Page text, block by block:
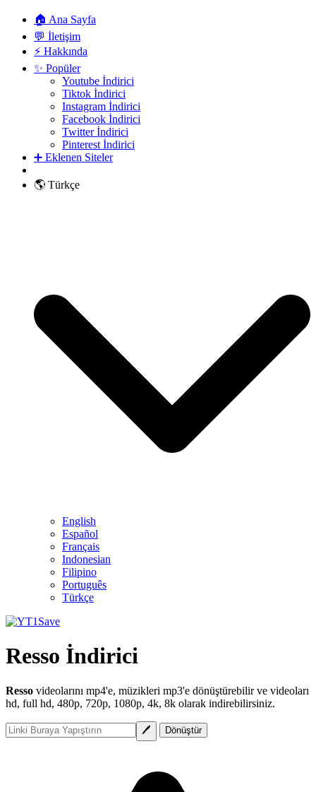
🏠 Ana Sayfa
💬 İletişim
⚡ Hakkında
✨ Popüler
Youtube İndirici
Tiktok İndirici
Instagram İndirici
Facebook İndirici
Twitter İndirici
Pinterest İndirici
➕ Eklenen Siteler
🌎 Türkçe
English
Español
Français
Indonesian
Filipino
Português
Türkçe
Resso İndirici
Resso videolarını mp4'e, müzikleri mp3'e dönüştürebilir ve videoları
hd, full hd, 480p, 720p, 1080p, 4k, 8k olarak indirebilirsiniz.